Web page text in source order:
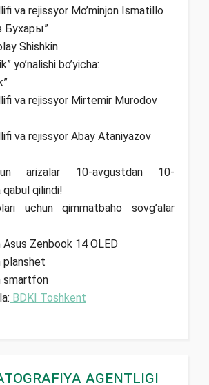
va rejissyor Mo’minjon Ismatillo
Бухары”
Shishkin
yo’nalishi bo’yicha:
va rejissyor Mirtemir Murodov
va rejissyor Abay Ataniyazov
arizalar 10-avgustdan 10-
qilindi!
uchun qimmatbaho sovg’alar
Asus Zenbook 14 OLED
planshet
smartfon
BDKI Toshkent
agentligi